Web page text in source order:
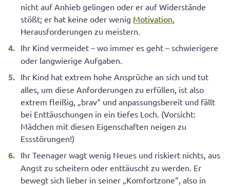
nicht auf Anhieb gelingen oder er auf Widerstände
stößt; er hat keine oder wenig Motivation,
Herausforderungen zu meistern.
Ihr Kind vermeidet – wo immer es geht – schwierigere
oder langwierige Aufgaben.
Ihr Kind hat extrem hohe Ansprüche an sich und tut
alles, um diese Anforderungen zu erfüllen, ist also
extrem fleißig, „brav“ und anpassungsbereit und fällt
bei Enttäuschungen in ein tiefes Loch. (Vorsicht:
Mädchen mit diesen Eigenschaften neigen zu
Essstörungen!)
Ihr Teenager wagt wenig Neues und riskiert nichts, aus
Angst zu scheitern oder enttäuscht zu werden. Er
bewegt sich lieber in seiner „Komfortzone“, also in